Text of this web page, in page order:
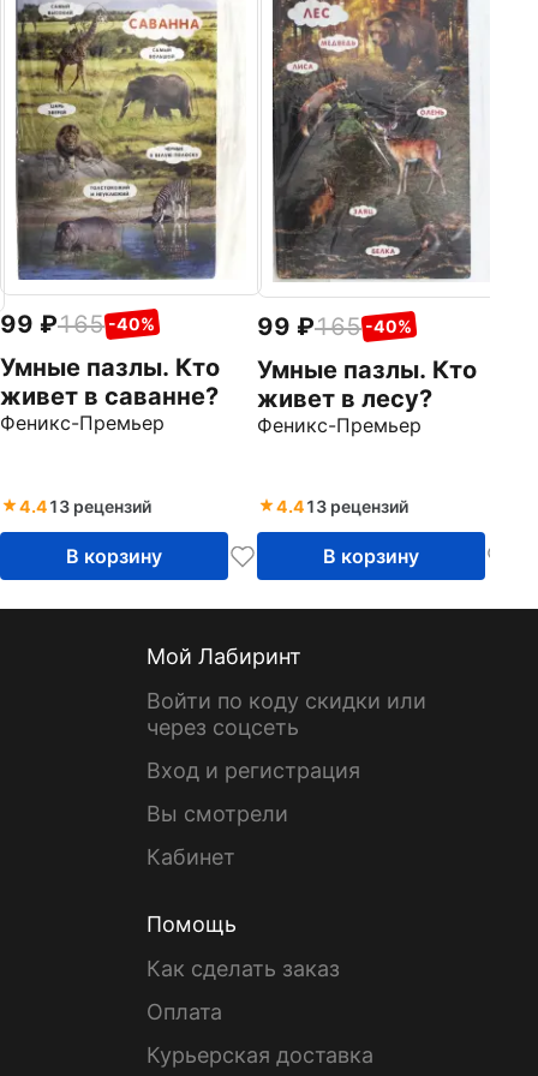
99 165 -40%
Умные пазлы. Кто
живет в саванне?
Феникс-Премьер
4.413 рецензий
В корзину
99 165 -40%
Умные пазлы. Кто
живет в лесу?
Феникс-Премьер
4.413 рецензий
В корзину
Мой Лабиринт
Войти по коду скидки или
через соцсеть
Вход и регистрация
Вы смотрели
Кабинет
Помощь
Как сделать заказ
Оплата
Курьерская доставка